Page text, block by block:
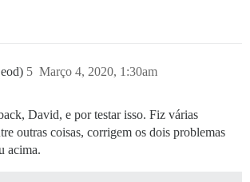
Março 4, 2020, 1:30am
5
David, e por testar isso. Fiz várias
outras coisas, corrigem os dois problemas
acima.